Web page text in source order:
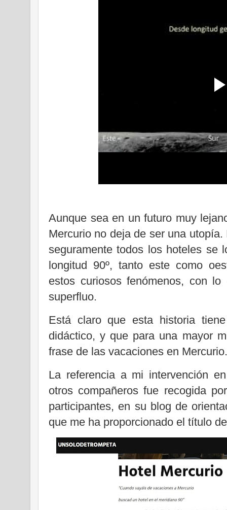
Aunque sea en un futuro muy
Mercurio no deja de ser una
seguramente todos los hoteles se
longitud 90º, tanto este como
estos curiosos fenómenos, con
superfluo.
Está claro que esta historia
didáctico, y que para una mayor
frase de las vacaciones en Mercurio.
La referencia a mi intervención
otros compañeros fue recogida
participantes, en su blog de
que me ha proporcionado el título